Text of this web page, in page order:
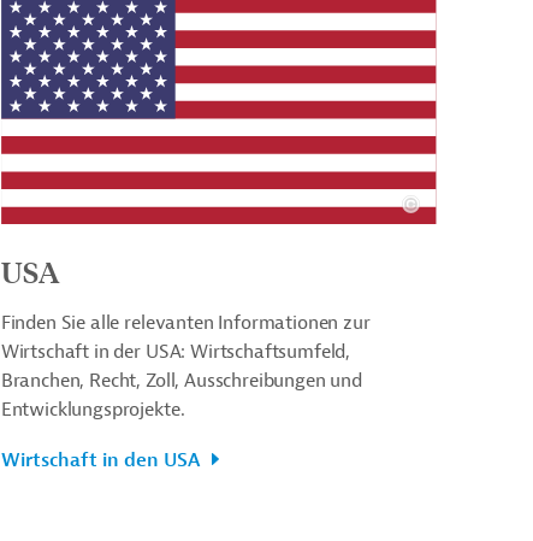
USA
Finden Sie alle relevanten Informationen zur
Wirtschaft in der USA: Wirtschaftsumfeld,
Branchen, Recht, Zoll, Ausschreibungen und
Entwicklungsprojekte.
Wirtschaft in den USA